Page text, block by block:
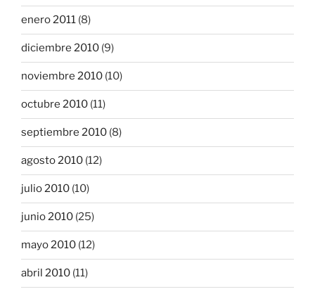
enero 2011 (8)
diciembre 2010 (9)
noviembre 2010 (10)
octubre 2010 (11)
septiembre 2010 (8)
agosto 2010 (12)
julio 2010 (10)
junio 2010 (25)
mayo 2010 (12)
abril 2010 (11)